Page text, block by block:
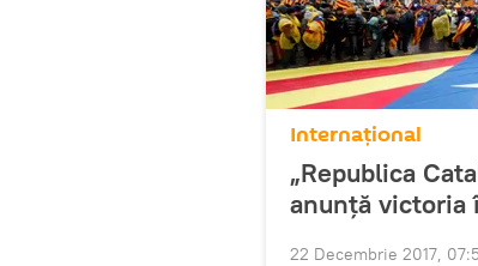
Internaţional
„Republica
anunță victoria
22 Decembrie 2017,